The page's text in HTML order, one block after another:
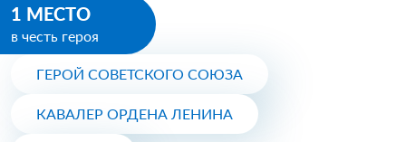
1 МЕСТО
в честь героя
ГЕРОЙ СОВЕТСКОГО СОЮЗА
КАВАЛЕР ОРДЕНА ЛЕНИНА